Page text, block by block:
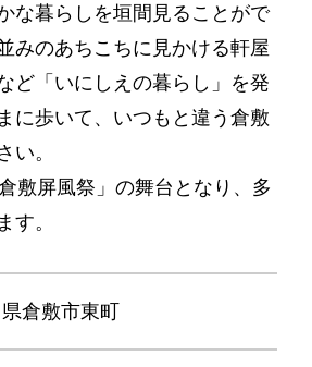
な暮らしを垣間見ることがで
みのあちこちに見かける軒屋
ど「いにしえの暮らし」を発
に歩いて、いつもと違う倉敷
い。
敷屏風祭」の舞台となり、多
す。
倉敷市東町